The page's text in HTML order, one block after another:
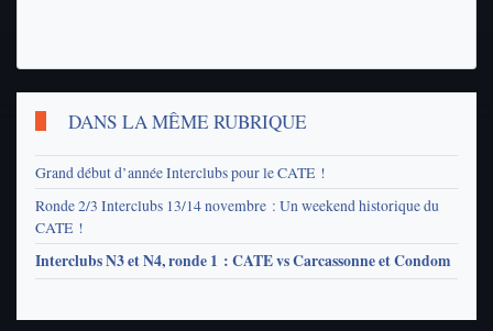
DANS LA MÊME RUBRIQUE
Grand début d’année Interclubs pour le CATE !
Ronde 2/3 Interclubs 13/14 novembre : Un weekend historique du
CATE !
Interclubs N3 et N4, ronde 1 : CATE vs Carcassonne et Condom